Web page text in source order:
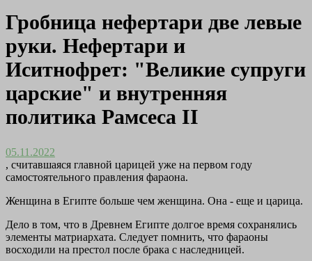
Гробница нефертари две левые
руки. Нефертари и
Иситнофрет: "Великие супруги
царские" и внутренняя
политика Рамсеса II
05.11.2022
, считавшаяся главной царицей уже на первом году
самостоятельного правления фараона.
Женщина в Египте больше чем женщина. Она - еще и царица.
Дело в том, что в Древнем Египте долгое время сохранялись
элементы матриархата. Следует помнить, что фараоны
восходили на престол после брака с наследницей.